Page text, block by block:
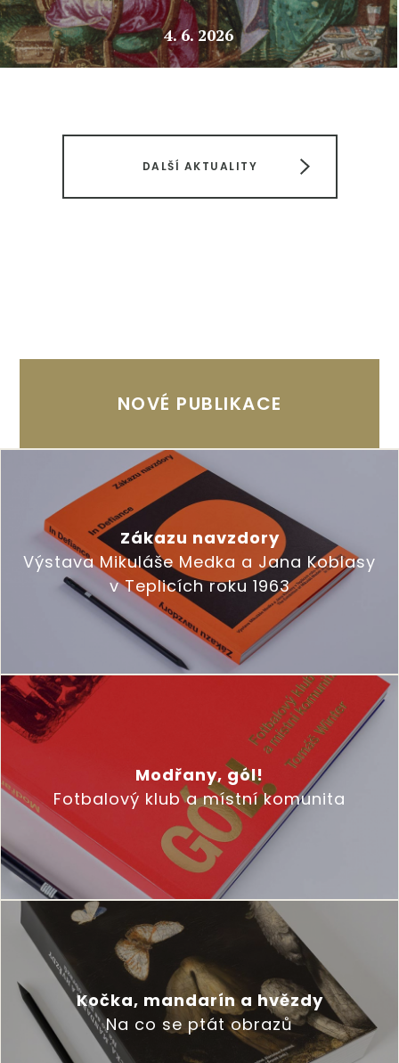
4. 6. 2026
DALŠÍ AKTUALITY
NOVÉ PUBLIKACE
Zákazu navzdory
Výstava Mikuláše Medka a Jana Koblasy
v Teplicích roku 1963
Modřany, gól!
Fotbalový klub a místní komunita
Kočka, mandarín a hvězdy
Na co se ptát obrazů